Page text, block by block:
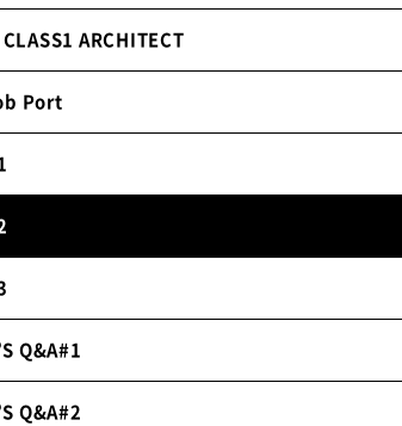
される防水屋根
には、高耐久性防水シートに鋼板を裏打ち
曲げ加工が容易で、防水性と耐久性に優れ
る。
ビューティ工業株式会社
川県藤沢市湘南台1-1-21
：0466-45-3031
：
： www.gantan.co.jp/
ARCHITECT
Port
Q&A#1
Q&A#2